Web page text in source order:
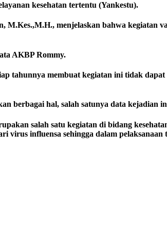
kesehatan tertentu (Yankestu).
menjelaskan bahwa kegiatan
AKBP Rommy.
tahunnya membuat kegiatan ini tidak
berbagai hal, salah satunya data
salah satu kegiatan di bidang
influensa sehingga dalam